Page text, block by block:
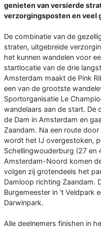
genieten van versierde
verzorgingsposten en veel
De combinatie van de
straten, uitgebreide
het kunnen wandelen voor
startlocatie van de drie
Amsterdam maakt de Pink
een van de grootste
Sportorganisatie Le
wandelaars aan de start. De
de Dam in Amsterdam en
Zaandam. Na een route
wordt het IJ overgestoken,
Schellingwouderburg (27 en
Amsterdam-Noord komen
volgen zij grotendeels het
Damloop richting Zaandam.
Burgemeester in ‘t Veldpark
Darwinpark.
Alle deelnemers finishen in